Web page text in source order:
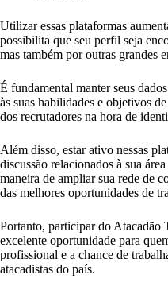
Utilizar essas plataformas
possibilita que seu perfil seja
mas também por outras grandes
É fundamental manter seus
às suas habilidades e objetivos
dos recrutadores na hora de
Além disso, estar ativo nessas
discussão relacionados à sua
maneira de ampliar sua rede de
das melhores oportunidades de
Portanto, participar do Atacadão
excelente oportunidade para
profissional e a chance de
atacadistas do país.